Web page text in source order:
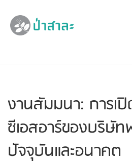
งานสัมมนา: การเ
ซีเอสอาร์ของบริษั
ปัจจุบันและอนาคต